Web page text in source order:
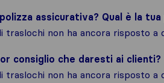
assicurativa? Qual è la
traslochi non ha ancora risposto a
consiglio che daresti ai clienti?
traslochi non ha ancora risposto a